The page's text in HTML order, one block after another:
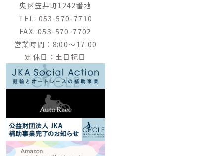
央区笠井町1242番地
TEL: 053-570-7710
FAX:053-570-7702
営業時間：8:00～17:00
定休日：土日祝日